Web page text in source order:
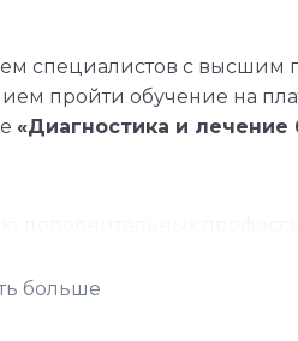
специалистов с
пройти обучение на
«Диагностика и
больше